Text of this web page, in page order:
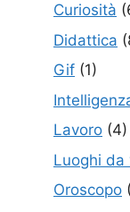
Curiosità
Didattica
Gif (1)
Lavoro (4)
Luoghi da
Oroscopo